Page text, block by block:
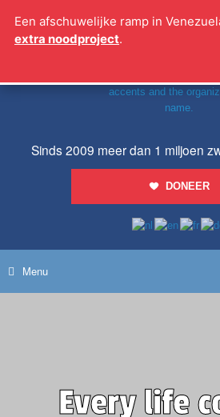
naar
Sinds 2009 meer dan 1 miljoen
DONEER
Menu
Every life
Een afschuwelijke ramp in
extra noodproject.